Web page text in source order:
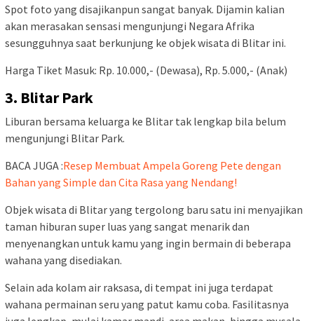
Spot foto yang disajikanpun sangat banyak. Dijamin kalian
akan merasakan sensasi mengunjungi Negara Afrika
sesungguhnya saat berkunjung ke objek wisata di Blitar ini.
Harga Tiket Masuk: Rp. 10.000,- (Dewasa), Rp. 5.000,- (Anak)
3. Blitar Park
Liburan bersama keluarga ke Blitar tak lengkap bila belum
mengunjungi Blitar Park.
BACA JUGA :Resep Membuat Ampela Goreng Pete dengan
Bahan yang Simple dan Cita Rasa yang Nendang!
Objek wisata di Blitar yang tergolong baru satu ini menyajikan
taman hiburan super luas yang sangat menarik dan
menyenangkan untuk kamu yang ingin bermain di beberapa
wahana yang disediakan.
Selain ada kolam air raksasa, di tempat ini juga terdapat
wahana permainan seru yang patut kamu coba. Fasilitasnya